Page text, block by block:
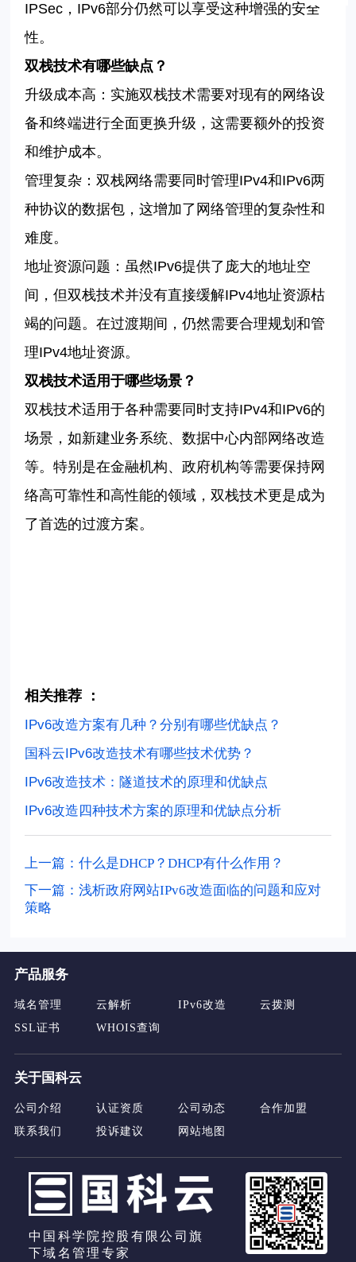
IPSec ， IPv6部分仍然可以享受这种增强的安全
性。
双栈技术有哪些缺点？
升级成本高：实施双栈技术需要对现有的网络设
备和终端进行全面更换升级，这需要额外的投资
和维护成本。
管理复杂：双栈网络需要同时管理IPv4和IPv6两
种协议的数据包，这增加了网络管理的复杂性和
难度。
地址资源问题：虽然IPv6提供了庞大的地址空
间，但双栈技术并没有直接缓解IPv4地址资源枯
竭的问题。在过渡期间，仍然需要合理规划和管
理IPv4地址资源。
双栈技术适用于哪些场景？
双栈技术适用于各种需要同时支持IPv4和IPv6的
场景，如新建业务系统、数据中心内部网络改造
等。特别是在金融机构、政府机构等需要保持网
络高可靠性和高性能的领域，双栈技术更是成为
了首选的过渡方案。
相关推荐 ：
IPv6改造方案有几种？分别有哪些优缺点？
国科云IPv6改造技术有哪些技术优势？
IPv6改造技术：隧道技术的原理和优缺点
IPv6改造四种技术方案的原理和优缺点分析
上一篇：什么是DHCP？DHCP有什么作用？
下一篇：浅析政府网站IPv6改造面临的问题和应对
策略
产品服务
域名管理 云解析 IPv6改造
云拨测
SSL证书
WHOIS查询
关于国科云
公司介绍 认证资质 公司动态
合作加盟
联系我们
投诉建议 网站地图
中国科学院控股有限公司旗
下域名管理专家